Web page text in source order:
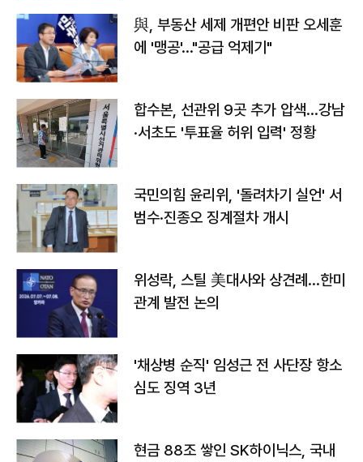
與, 부동산 세제 개편안 비판 오세훈
에 '맹공'…"공급 억제기"
합수본, 선관위 9곳 추가 압색…강남
·서초도 '투표율 허위 입력' 정황
국민의힘 윤리위, '돌려차기 실언' 서
범수·진종오 징계절차 개시
위성락, 스틸 美대사와 상견례…한미
관계 발전 논의
'채상병 순직' 임성근 전 사단장 항소
심도 징역 3년
현금 88조 쌓인 SK하이닉스, 국내